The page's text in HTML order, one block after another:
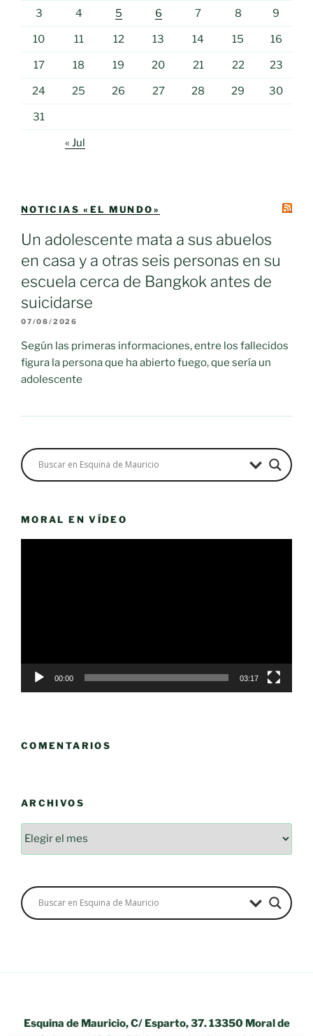
3 4 5 6 7 8 9
10 11 12 13 14 15 16
17 18 19 20 21 22 23
24 25 26 27 28 29 30
31
« Jul
NOTICIAS «EL MUNDO»
Un adolescente mata a sus abuelos
en casa y a otras seis personas en su
escuela cerca de Bangkok antes de
suicidarse
07/08/2026
Según las primeras informaciones, entre los fallecidos
figura la persona que ha abierto fuego, que sería un
adolescente
MORAL EN VÍDEO
00:00 03:17
COMENTARIOS
ARCHIVOS
Archivos
Esquina de Mauricio, C/ Esparto, 37. 13350 Moral de